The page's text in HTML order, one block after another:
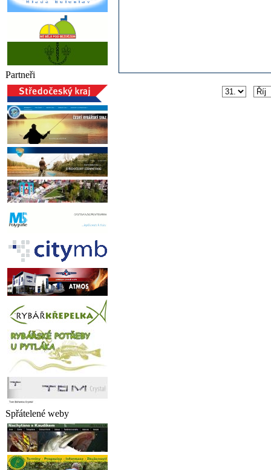
Partneři
Spřátelené weby